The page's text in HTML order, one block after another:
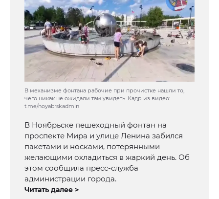
В механизме фонтана рабочие при прочистке нашли то,
чего никак не ожидали там увидеть. Кадр из видео:
t.me/noyabrskadmin
В Ноябрьске пешеходный фонтан на
проспекте Мира и улице Ленина забился
пакетами и носками, потерянными
желающими охладиться в жаркий день. Об
этом сообщила пресс-служба
администрации города.
Читать далее >